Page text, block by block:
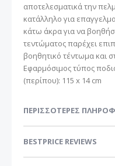
αποτελεσματικά την
κατάλληλο για
κάτω άκρα για να
τεντώματος παρέχει
βοηθητικό τέντωμα και
Εφαρμόσιμος τύπος
(περίπου): 115 x 14 cm
ΠΕΡΙΣΣΌΤΕΡΕΣ
BESTPRICE REVIEWS